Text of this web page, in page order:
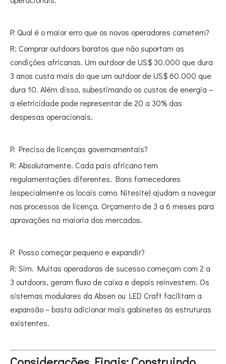
P: Qual é o maior erro que os novos operadores cometem?
R: Comprar outdoors baratos que não suportam as
condições africanas. Um outdoor de US$ 30.000 que dura
3 anos custa mais do que um outdoor de US$ 60.000 que
dura 10. Além disso, subestimando os custos de energia –
a eletricidade pode representar de 20 a 30% das
despesas operacionais.
P: Preciso de licenças governamentais?
R: Absolutamente. Cada país africano tem
regulamentações diferentes. Bons fornecedores
(especialmente os locais como Nitesite) ajudam a navegar
nos processos de licença. Orçamento de 3 a 6 meses para
aprovações na maioria dos mercados.
P: Posso começar pequeno e expandir?
R: Sim. Muitas operadoras de sucesso começam com 2 a
3 outdoors, geram fluxo de caixa e depois reinvestem. Os
sistemas modulares da Absen ou LED Craft facilitam a
expansão – basta adicionar mais gabinetes às estruturas
existentes.